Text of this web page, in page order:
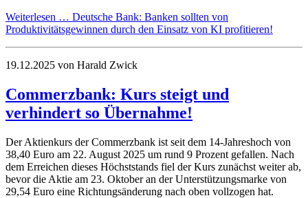
Weiterlesen … Deutsche Bank: Banken sollten von
Produktivitätsgewinnen durch den Einsatz von KI profitieren!
19.12.2025 von Harald Zwick
Commerzbank: Kurs steigt und
verhindert so Übernahme!
Der Aktienkurs der Commerzbank ist seit dem 14-Jahreshoch von
38,40 Euro am 22. August 2025 um rund 9 Prozent gefallen. Nach
dem Erreichen dieses Höchststands fiel der Kurs zunächst weiter ab,
bevor die Aktie am 23. Oktober an der Unterstützungsmarke von
29,54 Euro eine Richtungsänderung nach oben vollzogen hat.